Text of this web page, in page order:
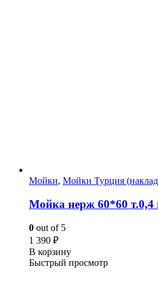
Мойки, Мойки Турция
Мойка нерж 60*60 т.0,4
0 out of 5
1 390 ₽
В корзину
Быстрый просмотр